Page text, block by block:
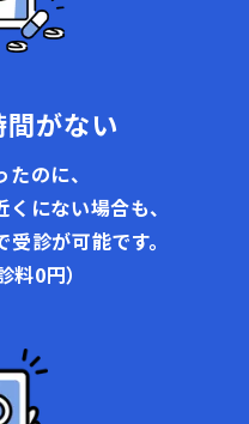
がない
のに、
にない場合も、
診が可能です。
料0円）